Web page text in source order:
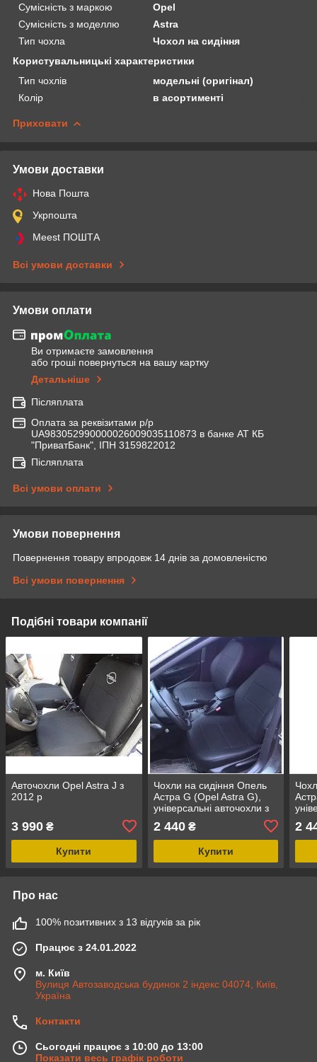
Сумісність з маркою
Opel
Сумісність з моделлю
Astra
Тип чохла
Чохол на сидіння
Користувальницькі характеристики
Тип чохлів
модельні (оригінал)
Колір
в асортименті
Приховати
Умови доставки
Нова Пошта
Укрпошта
Meest ПОШТА
Всі умови доставки
Умови оплати
Ви отримаєте замовлення
або гроші повернуться на вашу картку
Детальніше
Післяплата
Оплата за реквізитами р/р
UA983052990000026009035110873 в банке АТ КБ
"ПриватБанк", ІПН 3159822012
Післяплата
Всі умови оплати
Умови повернення
Повернення товару впродовж 14 днів за домовленістю
Всі умови повернення
Подібні товари компанії
Авточохли Opel Astra J з
2012 р
3 990 ₴
Купити
Чохли на сидіння Опель
Астра G (Opel Astra G),
універсальні авточохли з
2 440₴
Купити
2
Про нас
100% позитивних з 13 відгуків за рік
Працює з 24.01.2022
м. Київ
Вулиця Автозаводська будинок 2 індекс 04074, Київ,
Україна
Контакти
Сьогодні працює з 10:00 до 13:00
Показати весь графік роботи